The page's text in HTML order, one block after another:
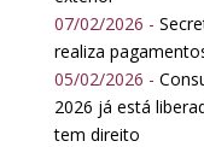
07/02/2026 -
realiza
05/02/2026 -
2026 já está
tem direito